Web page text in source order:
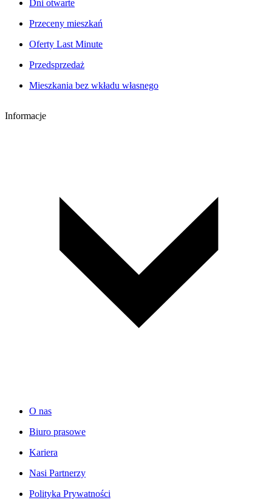
Dni otwarte
Przeceny mieszkań
Oferty Last Minute
Przedsprzedaż
Mieszkania bez wkładu własnego
Informacje
O nas
Biuro prasowe
Kariera
Nasi Partnerzy
Polityka Prywatności